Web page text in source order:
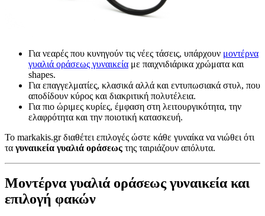
Για νεαρές που κυνηγούν τις νέες τάσεις, υπάρχουν μοντέρνα
γυαλιά οράσεως γυναικεία με παιχνιδιάρικα χρώματα και
shapes.
Για επαγγελματίες, κλασικά αλλά και εντυπωσιακά στυλ, που
αποδίδουν κύρος και διακριτική πολυτέλεια.
Για πιο ώριμες κυρίες, έμφαση στη λειτουργικότητα, την
ελαφρότητα και την ποιοτική κατασκευή.
Το markakis.gr διαθέτει επιλογές ώστε κάθε γυναίκα να νιώθει ότι
τα γυναικεία γυαλιά οράσεως της ταιριάζουν απόλυτα.
Μοντέρνα γυαλιά οράσεως γυναικεία και
επιλογή φακών